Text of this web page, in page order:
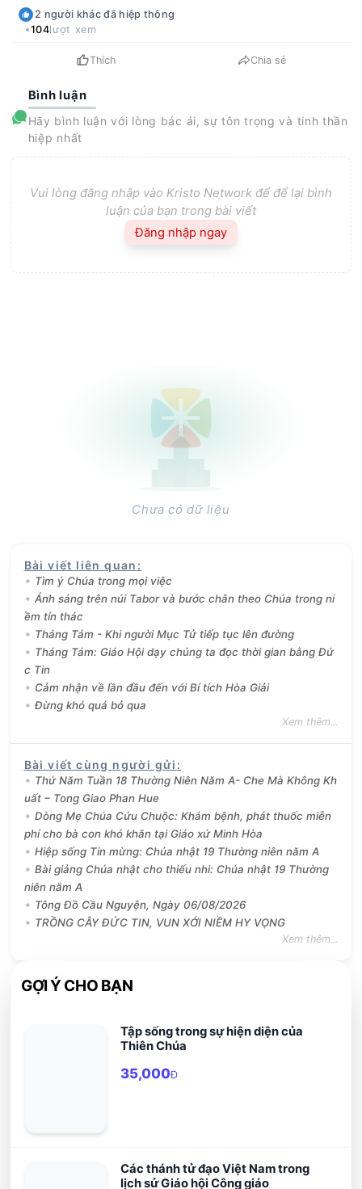
2 người khác đã hiệp thông
104lượt xem
Thích Chia sẻ
Bình luận
Hãy bình luận với lòng bác ái, sự tôn trọng và tinh thần
hiệp nhất
Vui lòng đăng nhập vào Kristo Network để để lại bình
luận của bạn trong bài viết
Đăng nhập ngay
Chưa có dữ liệu
Bài viết liên quan :
Tìm ý Chúa trong mọi việc
Ánh sáng trên núi Tabor và bước chân theo Chúa trong ni
ềm tín thác
Tháng Tám - Khi người Mục Tử tiếp tục lên đường
Tháng Tám: Giáo Hội dạy chúng ta đọc thời gian bằng Đứ
c Tin
Cảm nhận về lần đầu đến với Bí tích Hòa Giải
Đừng khó quá bỏ qua
Xem thêm...
Bài viết cùng người gửi :
Thứ Năm Tuần 18 Thường Niên Năm A- Che Mà Không Kh
uất – Tong Giao Phan Hue
Dòng Mẹ Chúa Cứu Chuộc: Khám bệnh, phát thuốc miễn
phí cho bà con khó khăn tại Giáo xứ Minh Hòa
Hiệp sống Tin mừng: Chúa nhật 19 Thường niên năm A
Bài giảng Chúa nhật cho thiếu nhi: Chúa nhật 19 Thường
niên năm A
Tông Đồ Cầu Nguyện, Ngày 06/08/2026
TRỒNG CÂY ĐỨC TIN, VUN XỚI NIỀM HY VỌNG
Xem thêm...
GỢI Ý CHO BẠN
Tập sống trong sự hiện diện của
Thiên Chúa
35,000Đ
Các thánh tử đạo Việt Nam trong
lịch sử Giáo hội Công giáo